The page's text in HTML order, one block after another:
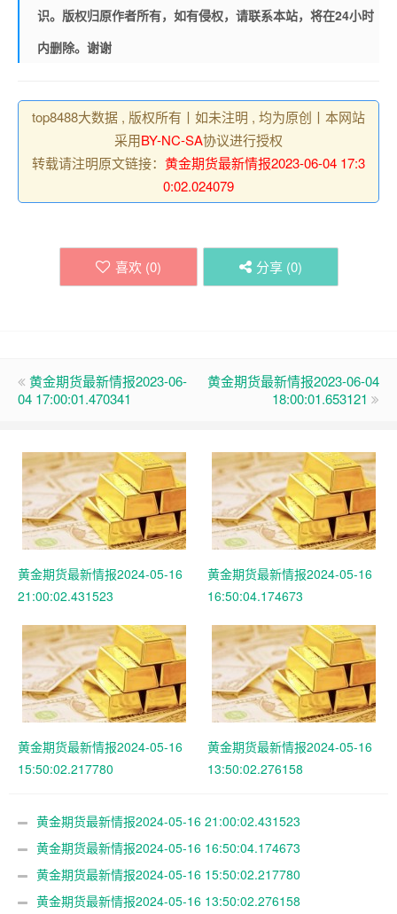
识。版权归原作者所有，如有侵权，请联系本站，将在24小时
内删除。谢谢
top8488大数据 , 版权所有丨如未注明 , 均为原创丨本网站
采用BY-NC-SA协议进行授权
转载请注明原文链接： 黄金期货最新情报2023-06-04 17:3
0:02.024079
喜欢 (0) 分享 (0)
黄金期货最新情报2023-06-
04 17:00:01.470341
黄金期货最新情报2023-06-04
18:00:01.653121
黄金期货最新情报2024-05-16
21:00:02.431523
黄金期货最新情报2024-05-16
16:50:04.174673
黄金期货最新情报2024-05-16
15:50:02.217780
黄金期货最新情报2024-05-16
13:50:02.276158
黄金期货最新情报2024-05-16 21:00:02.431523
黄金期货最新情报2024-05-16 16:50:04.174673
黄金期货最新情报2024-05-16 15:50:02.217780
黄金期货最新情报2024-05-16 13:50:02.276158